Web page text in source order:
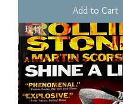
Add to Cart
現貨